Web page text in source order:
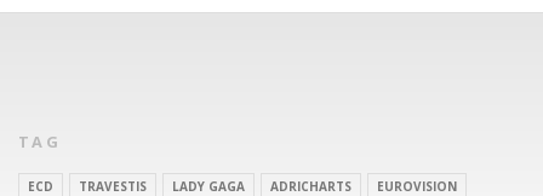
TAG
ECD TRAVESTIS LADY GAGA ADRICHARTS
EUROVISION